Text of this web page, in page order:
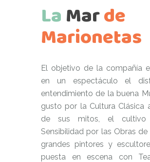
La Marde
Marionetas
El objetivo de la compañía
en un espectáculo el
entendimiento de la buena
gusto por la Cultura Clásica
de sus mitos, el
Sensibilidad por las Obras
grandes pintores y
puesta en escena con